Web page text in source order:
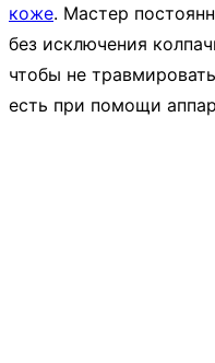
коже. Мастер
без исключения
чтобы не травмировать
есть при помощи